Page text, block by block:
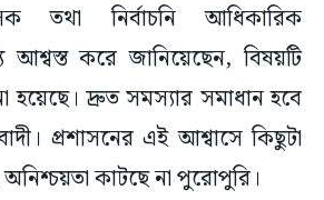
তথা নির্বাচনি আধিকারিক
আশ্বস্ত করে জানিয়েছেন, বিষয়টি
দ্রুত সমস্যার সমাধান হবে
প্রশাসনের এই আশ্বাসে কিছুটা
অনিশ্চয়তা কাটছে না পুরোপুরি।